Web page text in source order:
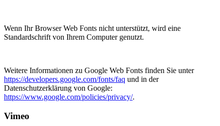
Wenn Ihr Browser Web Fonts nicht unterstützt, wird eine
Standardschrift von Ihrem Computer genutzt.
Weitere Informationen zu Google Web Fonts finden Sie unter
https://developers.google.com/fonts/faq und in der
Datenschutzerklärung von Google:
https://www.google.com/policies/privacy/.
Vimeo